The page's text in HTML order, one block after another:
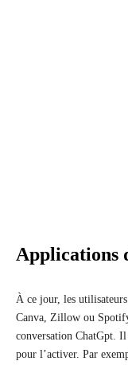
Applications
À ce jour, les
Canva, Zillow ou
conversation ChatGpt.
pour l’activer. Par